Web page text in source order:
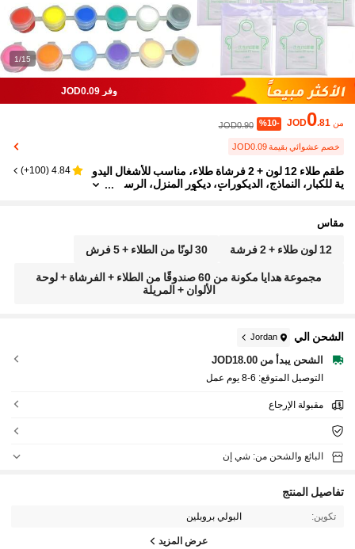
1/15
وفر JOD0.09
من JOD0.81
%10-
JOD0.90
خصم عشوائي بقيمة JOD0.09
طقم طلاء 12 لون + 2 فرشاة طلاء، مناسب للأشغال اليدو
ية للكبار، النماذج، الديكورات، ديكور المنزل، الرس
ت - هدية مثالية للمنزل، عيد الميلاد، حفلات الفصل الدراس
4.84
(
100+
)
مقاس
12 لون طلاء + 2 فرشة 30 لونًا من الطلاء + 5 فرش
مجموعة هدايا مكونة من 60 صندوقًا من الطلاء + الفرشاة + لوحة
الألوان + المريلة
الشحن الي Jordan
الشحن يبدأ من JOD18.00
التوصيل المتوقع: 6-8 يوم عمل
مقبولة الإرجاع
البائع والشحن من: شي إن
تفاصيل المنتج
تكوين: البولي بروبلين
عرض المزيد